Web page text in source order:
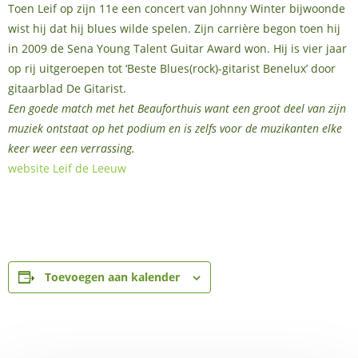
Toen Leif op zijn 11e een concert van Johnny Winter bijwoonde
wist hij dat hij blues wilde spelen. Zijn carrière begon toen hij
in 2009 de Sena Young Talent Guitar Award won. Hij is vier jaar
op rij uitgeroepen tot ‘Beste Blues(rock)-gitarist Benelux’ door
gitaarblad De Gitarist.
Een goede match met het Beauforthuis want een groot deel van zijn
muziek ontstaat op het podium en is zelfs voor de muzikanten elke
keer weer een verrassing.
website Leif de Leeuw
Toevoegen aan kalender